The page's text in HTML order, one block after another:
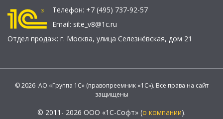
Телефон: +7 (495) 737-92-57
Email: site_v8@1c.ru
Отдел продаж: г. Москва, улица Селезнёвская, дом 21
© 2026 АО «Группа 1С» (правопреемник «1С»). Все права на сайт
защищены
© 2011- 2026 ООО «1С-Софт» (о компании).